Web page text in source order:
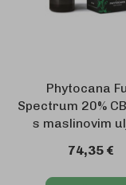
Phytocana
Spectrum 20%
s maslinovim
74,35 €